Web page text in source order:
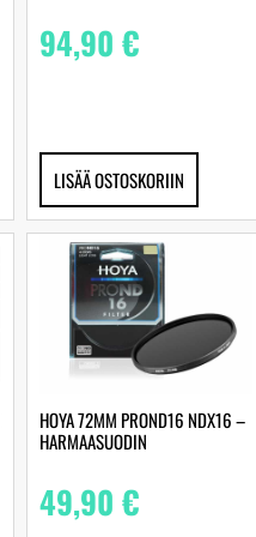
94,90 €
LISÄÄ OSTOSKORIIN
HOYA 72MM PROND16 NDX16 –
HARMAASUODIN
49,90 €